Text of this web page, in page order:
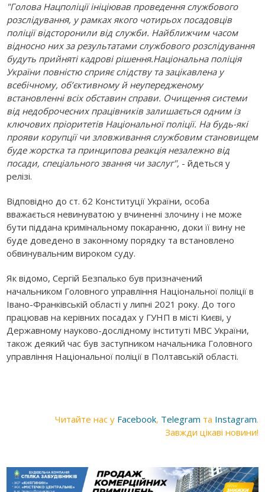
"Голова Нацполіції ініціював проведення службового
розслідування, у рамках якого чотирьох посадовців
поліції відсторонили від служби. Найближчим часом
відносно них за результатами службового розслідування
будуть прийняті кадрові рішення.Національна поліція
України повністю сприяє слідству та зацікавлена у
всебічному, об’єктивному й неупередженому
встановленні всіх обставин справи. Очищення системи
від недоброчесних працівників залишається одним із
ключових пріоритетів Національної поліції. На будь-які
прояви корупції чи зловживання службовим становищем
буде жорстка та принципова реакція незалежно від
посади, спеціального звання чи заслуг", - йдеться у
релізі.
Відповідно до ст. 62 Конституції України, особа
вважається невинуватою у вчиненні злочину і не може
бути піддана кримінальному покаранню, доки її вину не
буде доведено в законному порядку та встановлено
обвинувальним вироком суду.
Як відомо, Сергій Безпалько був призначений
начальником Головного управління Національної поліції в
Івано-Франківській області у липні 2021 року. До того
працював на керівних посадах у ГУНП в місті Києві, у
Державному науково-дослідному інституті МВС України,
також деякий час був заступником начальника Головного
управління Національної поліції в Полтавській області.
Читайте нас у Facebook, Telegram та Instagram.
Завжди цікаві новини!